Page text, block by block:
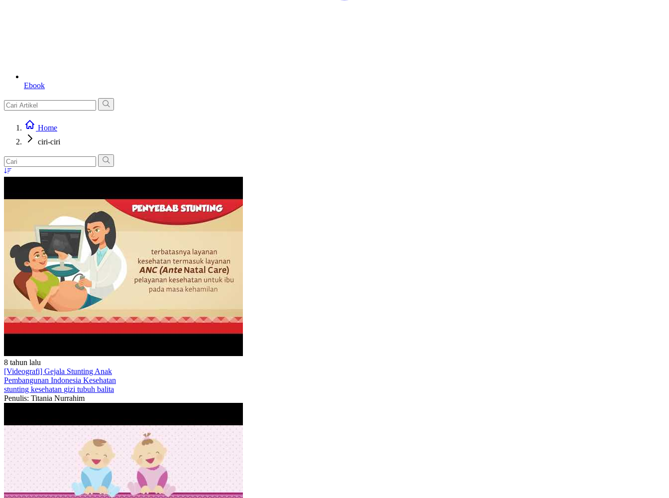
Ebook
Home
ciri-ciri
8 tahun lalu
[Videografi] Gejala Stunting Anak
Pembangunan Indonesia Kesehatan
stunting kesehatan gizi tubuh balita
Penulis: Titania Nurrahim